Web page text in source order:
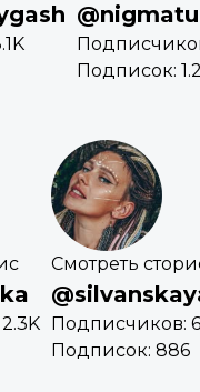
Подписок:
Смотреть
Подписчиков:
Подписок: 886